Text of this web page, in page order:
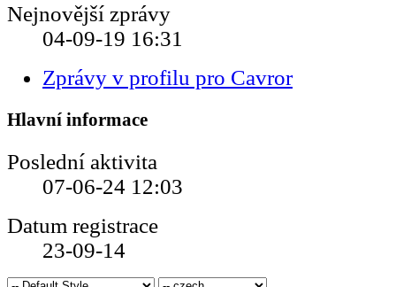
Nejnovější zprávy
04-09-19 16:31
Zprávy v profilu pro Cavror
Hlavní informace
Poslední aktivita
07-06-24 12:03
Datum registrace
23-09-14